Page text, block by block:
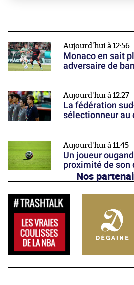
Aujourd'hui à 12:56
Monaco en sait
adversaire de
Aujourd'hui à 12:27
La fédération
sélectionneur au
Aujourd'hui à 11:45
Un joueur
proximité de son
Nos